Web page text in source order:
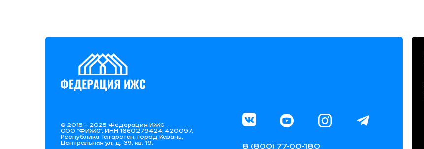
8 (800) 77-00-180
© 2015 – 2025 Федерация ИЖС
ООО "ФИЖС". ИНН 1660279424. 420097,
Республика Татарстан, город Казань,
Центральная ул, д. 39, кв. 19.